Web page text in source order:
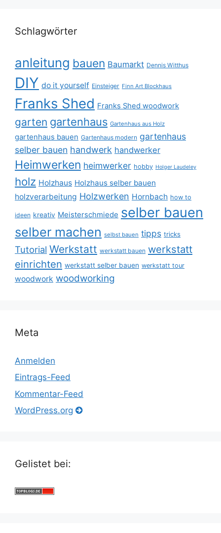
Schlagwörter
anleitung bauen Baumarkt Dennis Witthus
DIY do it yourself Einsteiger Finn Art Blockhaus
Franks Shed Franks Shed woodwork
garten gartenhaus Gartenhaus aus Holz
gartenhaus bauen Gartenhaus modern gartenhaus
selber bauen handwerk handwerker
Heimwerken heimwerker hobby Holger Laudeley
holz Holzhaus Holzhaus selber bauen
holzverarbeitung Holzwerken Hornbach how to
ideen kreativ Meisterschmiede selber bauen
selber machen selbst bauen tipps tricks
Tutorial Werkstatt werkstatt bauen werkstatt
einrichten werkstatt selber bauen werkstatt tour
woodwork woodworking
Meta
Anmelden
Eintrags-Feed
Kommentar-Feed
WordPress.org
Gelistet bei: